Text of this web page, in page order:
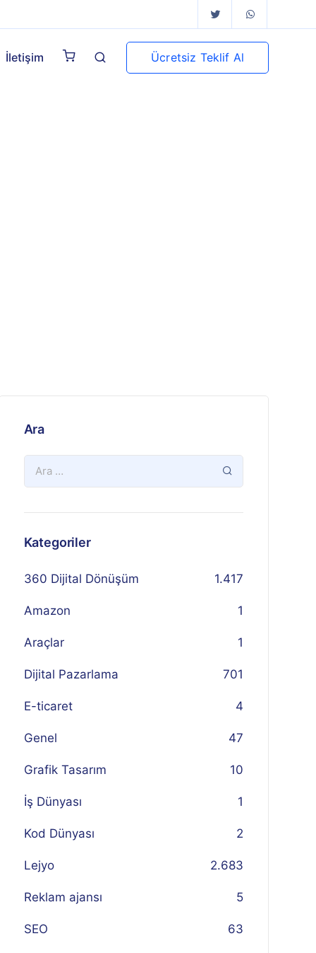
İletişim Ücretsiz Teklif Al
Ara
Kategoriler
360 Dijital Dönüşüm 1.417
Amazon 1
Araçlar 1
Dijital Pazarlama 701
E-ticaret 4
Genel 47
Grafik Tasarım 10
İş Dünyası 1
Kod Dünyası 2
Lejyo 2.683
Reklam ajansı 5
SEO 63